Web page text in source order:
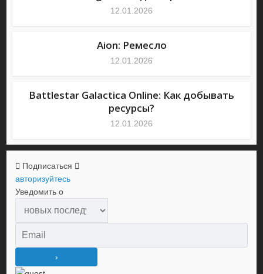
12.01.2026
Aion: Ремесло
12.01.2026
Battlestar Galactica Online: Как добывать
ресурсы?
12.01.2026
Подписаться
авторизуйтесь
Уведомить о